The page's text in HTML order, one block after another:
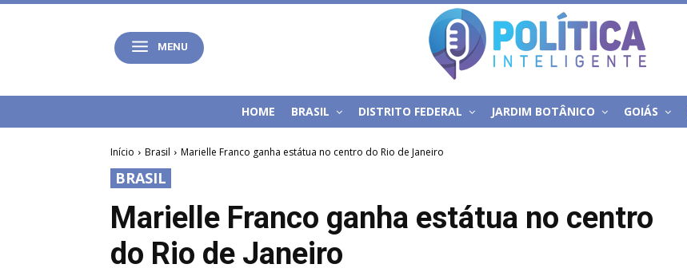
MENU
HOME BRASIL DISTRITO FEDERAL JARDIM BOTÂNICO GOIÁS
Início Brasil Marielle Franco ganha estátua no centro do Rio de Janeiro
BRASIL
Marielle Franco ganha estátua no centro
do Rio de Janeiro